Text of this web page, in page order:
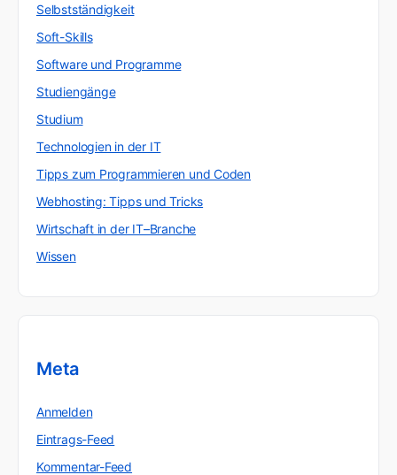
Selbstständigkeit
Soft-Skills
Software und Programme
Studiengänge
Studium
Technologien in der IT
Tipps zum Programmieren und Coden
Webhosting: Tipps und Tricks
Wirtschaft in der IT–Branche
Wissen
Meta
Anmelden
Eintrags-Feed
Kommentar-Feed